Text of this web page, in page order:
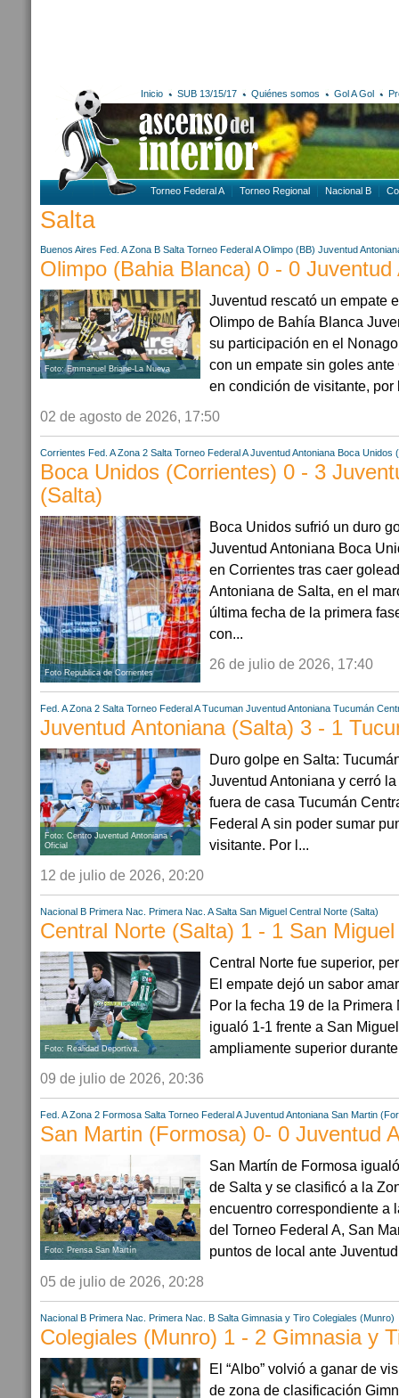
Inicio SUB 13/15/17 Quiénes somos Gol A Gol
Torneo Federal A Torneo Regional Nacional B
Salta
Buenos Aires Fed. A Zona B Salta Torneo Federal A Olimpo (BB) Juventud
Olimpo (Bahia Blanca) 0 - 0 Juventud
Foto: Emmanuel Briane-La Nueva
Juventud rescató un empate
Olimpo de Bahía Blanca
su participación en el
con un empate sin goles
en condición de visitante, por
02 de agosto de 2026, 17:50
Corrientes Fed. A Zona 2 Salta Torneo Federal A Juventud Antoniana Boca Unidos
Boca Unidos (Corrientes) 0 - 3
(Salta)
Foto Republica de Corrientes
Boca Unidos sufrió un duro
Juventud Antoniana Boca
en Corrientes tras caer
Antoniana de Salta, en el
última fecha de la primera
con...
26 de julio de 2026, 17:40
Fed. A Zona 2 Salta Torneo Federal A Tucuman Juventud Antoniana Tucumán
Juventud Antoniana (Salta) 3 - 1
Foto: Centro Juventud Antoniana -
Oficial
Duro golpe en Salta:
Juventud Antoniana y cerró
fuera de casa Tucumán
Federal A sin poder sumar
visitante. Por l...
12 de julio de 2026, 20:20
Nacional B Primera Nac. Primera Nac. A Salta San Miguel Central Norte (Salta)
Central Norte (Salta) 1 - 1 San Miguel
Foto: Realidad Deportiva.
Central Norte fue superior,
El empate dejó un sabor
Por la fecha 19 de la
igualó 1-1 frente a San
ampliamente superior
09 de julio de 2026, 20:36
Fed. A Zona 2 Formosa Salta Torneo Federal A Juventud Antoniana San Martin
San Martin (Formosa) 0- 0 Juventud
Foto: Prensa San Martín
San Martín de Formosa
de Salta y se clasificó a la
encuentro correspondiente a
del Torneo Federal A, San
puntos de local ante
05 de julio de 2026, 20:28
Nacional B Primera Nac. Primera Nac. B Salta Gimnasia y Tiro Colegiales (Munro)
Colegiales (Munro) 1 - 2 Gimnasia y
El “Albo” volvió a ganar de
de zona de clasificación